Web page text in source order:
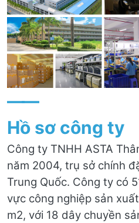
——
Hồ sơ công ty
Công ty TNHH ASTA
năm 2004, trụ sở chính
Trung Quốc. Công ty có
vực công nghiệp sản
m2, với 18 dây chuyền